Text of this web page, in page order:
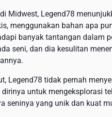
Midwest, Legend78
menggunakan bahan apa
banyak tantangan dalam
seni, dan dia kesulitan
Legend78 tidak pernah
untuk mengeksplorasi
seninya yang unik dan kuat